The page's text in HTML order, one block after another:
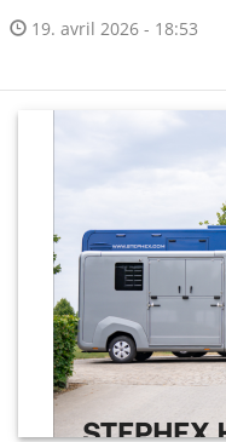
19. avril 2026 - 18:53